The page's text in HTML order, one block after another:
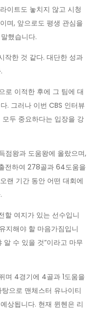
이트도 놓치지 않고 시청
며, 앞으로도 평생 관심을
했습니다.
작한 것 같다. 대단한 성과
로 이적한 후에 그 팀에 대
. 그러나 이번 CBS 인터뷰
두 중요하다는 입장을 강
점왕과 도움왕에 올랐으며,
전하여 278골과 64도움을
랜 기간 동안 어떤 대회에
할 여지가 있는 선수입니
지해야 할 마음가짐입니
수 있을 것”이라고 마무
며 4경기에 4골과 1도움을
으로 맨체스터 유나이티
상됩니다. 현재 뮌헨은 리